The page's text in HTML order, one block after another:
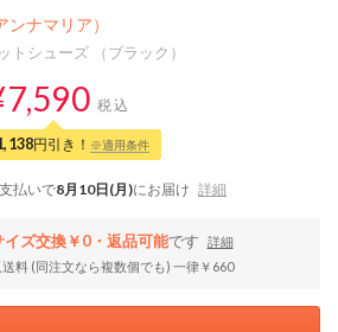
ンナマリア）
トシューズ （ブラック）
税込
円引き！ ※適用条件
払いで8月10日(月)にお届け 詳細
イズ交換￥0・返品可能です
詳細
料 (同注文なら複数個でも) 一律￥660